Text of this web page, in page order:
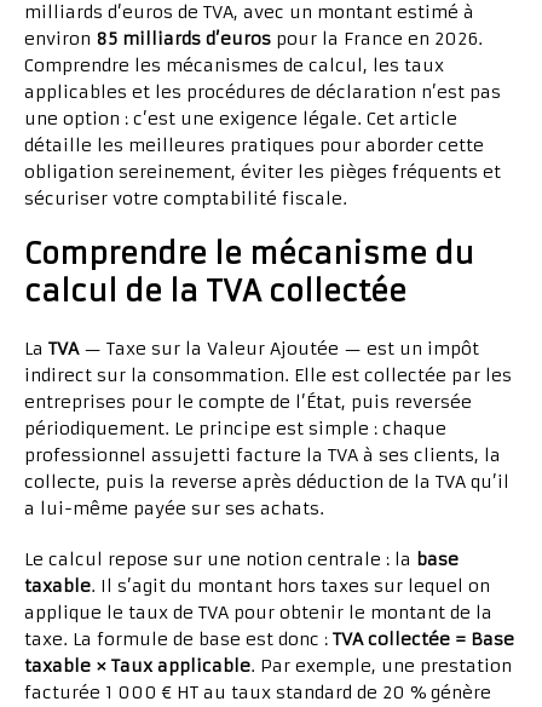
milliards d’euros de TVA, avec un montant estimé à
environ 85 milliards d’euros pour la France en 2026.
Comprendre les mécanismes de calcul, les taux
applicables et les procédures de déclaration n’est pas
une option : c’est une exigence légale. Cet article
détaille les meilleures pratiques pour aborder cette
obligation sereinement, éviter les pièges fréquents et
sécuriser votre comptabilité fiscale.
Comprendre le mécanisme du
calcul de la TVA collectée
La TVA— Taxe sur la Valeur Ajoutée — est un impôt
indirect sur la consommation. Elle est collectée par les
entreprises pour le compte de l’État, puis reversée
périodiquement. Le principe est simple : chaque
professionnel assujetti facture la TVA à ses clients, la
collecte, puis la reverse après déduction de la TVA qu’il
a lui-même payée sur ses achats.
Le calcul repose sur une notion centrale : la base
taxable. Il s’agit du montant hors taxes sur lequel on
applique le taux de TVA pour obtenir le montant de la
taxe. La formule de base est donc : TVA collectée = Base
taxable × Taux applicable. Par exemple, une prestation
facturée 1 000 € HT au taux standard de 20 % génère